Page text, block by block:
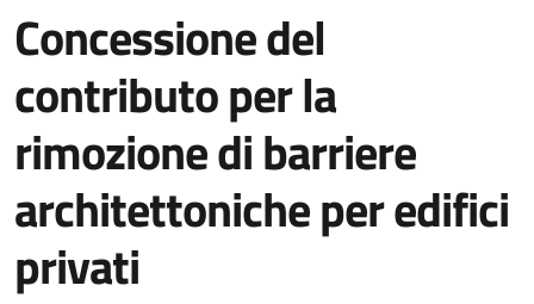
Concessione del
contributo per la
rimozione di barriere
architettoniche per edifici
privati